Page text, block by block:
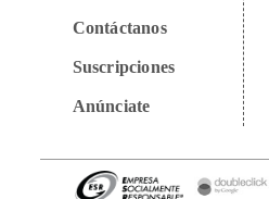
Contáctanos
Suscripciones
Anúnciate